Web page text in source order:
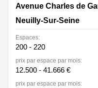
Avenue Charles de
Avenue Charles de
Neuilly-Sur-Seine
Espaces:
200 - 220
prix par espace par mois:
12.500 - 41.666 €
prix par espace par mois: